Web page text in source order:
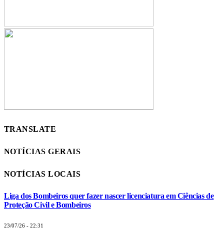
TRANSLATE
NOTÍCIAS GERAIS
NOTÍCIAS LOCAIS
Liga dos Bombeiros quer fazer nascer licenciatura em Ciências de
Proteção Civil e Bombeiros
23/07/26 - 22:31